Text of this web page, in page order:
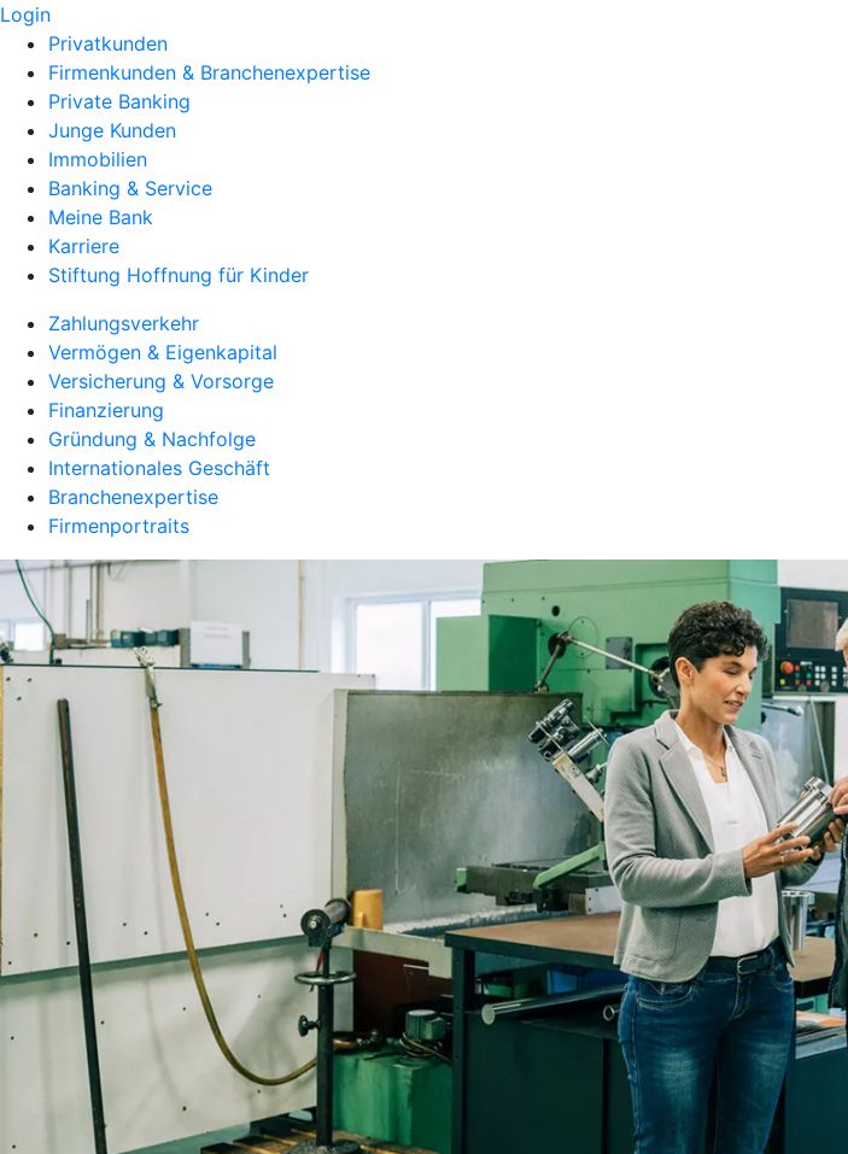
Login
Privatkunden
Firmenkunden & Branchenexpertise
Private Banking
Junge Kunden
Immobilien
Banking & Service
Meine Bank
Karriere
Stiftung Hoffnung für Kinder
Zahlungsverkehr
Vermögen & Eigenkapital
Versicherung & Vorsorge
Finanzierung
Gründung & Nachfolge
Internationales Geschäft
Branchenexpertise
Firmenportraits